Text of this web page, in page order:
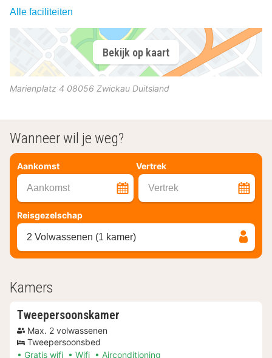
Alle faciliteiten
Bekijk op kaart
Marienplatz 4 08056 Zwickau Duitsland
Wanneer wil je weg?
Aankomst Vertrek
Aankomst Vertrek
Reisgezelschap
2 Volwassenen (1 kamer)
Kamers
Tweepersoonskamer
Max. 2 volwassenen
Tweepersoonsbed
Gratis wifi
Wifi Airconditioning